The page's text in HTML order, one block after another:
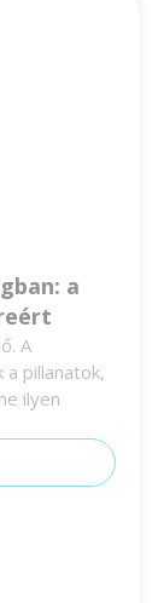
a
A
pillanatok,
ilyen